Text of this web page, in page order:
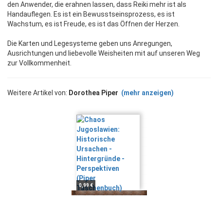
den Anwender, die erahnen lassen, dass Reiki mehr ist als
Handauflegen. Es ist ein Bewusstseinsprozess, es ist
Wachstum, es ist Freude, es ist das Öffnen der Herzen.
Die Karten und Legesysteme geben uns Anregungen,
Ausrichtungen und liebevolle Weisheiten mit auf unseren Weg
zur Vollkommenheit.
Weitere Artikel von: Dorothea Piper (mehr anzeigen)
0,99 €